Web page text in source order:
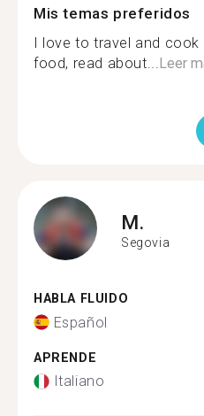
Mis temas preferidos
I love to travel and cook
food, read about...Leer
M.
Segovia
HABLA FLUIDO
Español
APRENDE
Italiano